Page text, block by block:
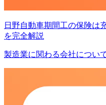
日野自動車期間工の保険は
を完全解説
製造業に関わる会社につい